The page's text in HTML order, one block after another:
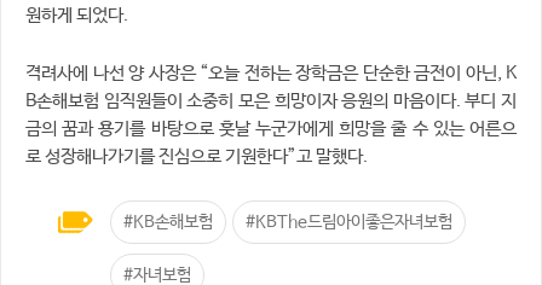
원하게 되었다.
격려사에 나선 양 사장은 “오늘 전하는 장학금은 단순한 금전이 아닌, K
B손해보험 임직원들이 소중히 모은 희망이자 응원의 마음이다. 부디 지
금의 꿈과 용기를 바탕으로 훗날 누군가에게 희망을 줄 수 있는 어른으
로 성장해나가기를 진심으로 기원한다”고 말했다.
#KB손해보험 #KBThe드림아이좋은자녀보험
#자녀보험